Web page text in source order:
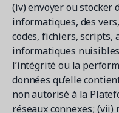
(iv) envoyer ou stocker
informatiques, des
codes, fichiers, scripts,
informatiques
l’intégrité ou la
données qu’elle
non autorisé à la
réseaux connexes ;